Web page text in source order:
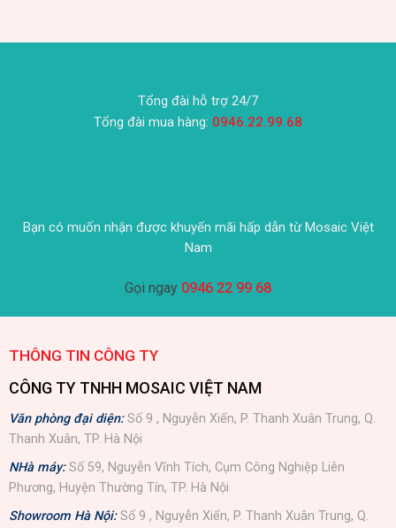
Tổng đài hỗ trợ 24/7
Tổng đài mua hàng: 0946.22.99.68
Bạn có muốn nhận được khuyến mãi hấp dẫn từ Mosaic Việt
Nam
Gọi ngay 0946 22 99 68
THÔNG TIN CÔNG TY
CÔNG TY TNHH MOSAIC VIỆT NAM
Văn phòng đại diện:Số 9 , Nguyễn Xiển, P. Thanh Xuân Trung, Q.
Thanh Xuân, TP. Hà Nội
NHà máy: Số 59, Nguyễn Vĩnh Tích, Cụm Công Nghiệp Liên
Phương, Huyện Thường Tín, TP. Hà Nội
Showroom Hà Nội: Số 9 , Nguyễn Xiển, P. Thanh Xuân Trung, Q.